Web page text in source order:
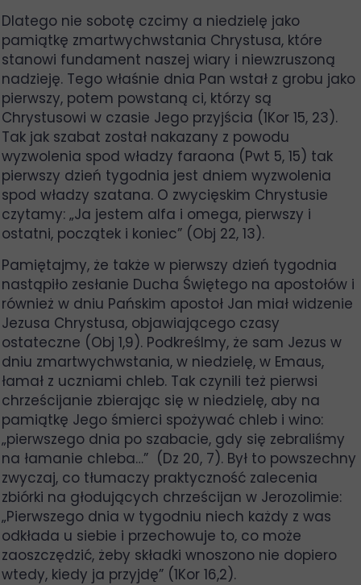
Dlatego nie sobotę czcimy a niedzielę jako
pamiątkę zmartwychwstania Chrystusa, które
stanowi fundament naszej wiary i niewzruszoną
nadzieję. Tego właśnie dnia Pan wstał z grobu jako
pierwszy, potem powstaną ci, którzy są
Chrystusowi w czasie Jego przyjścia (1Kor 15, 23).
Tak jak szabat został nakazany z powodu
wyzwolenia spod władzy faraona (Pwt 5, 15) tak
pierwszy dzień tygodnia jest dniem wyzwolenia
spod władzy szatana. O zwycięskim Chrystusie
czytamy: „Ja jestem alfa i omega, pierwszy i
ostatni, początek i koniec” (Obj 22, 13).
Pamiętajmy, że także w pierwszy dzień tygodnia
nastąpiło zesłanie Ducha Świętego na apostołów i
również w dniu Pańskim apostoł Jan miał widzenie
Jezusa Chrystusa, objawiającego czasy
ostateczne (Obj 1,9). Podkreślmy, że sam Jezus w
dniu zmartwychwstania, w niedzielę, w Emaus,
łamał z uczniami chleb. Tak czynili też pierwsi
chrześcijanie zbierając się w niedzielę, aby na
pamiątkę Jego śmierci spożywać chleb i wino:
„pierwszego dnia po szabacie, gdy się zebraliśmy
na łamanie chleba…” (Dz 20, 7). Był to powszechny
zwyczaj, co tłumaczy praktyczność zalecenia
zbiórki na głodujących chrześcijan w Jerozolimie:
„Pierwszego dnia w tygodniu niech każdy z was
odkłada u siebie i przechowuje to, co może
zaoszczędzić, żeby składki wnoszono nie dopiero
wtedy, kiedy ja przyjdę” (1Kor 16,2).